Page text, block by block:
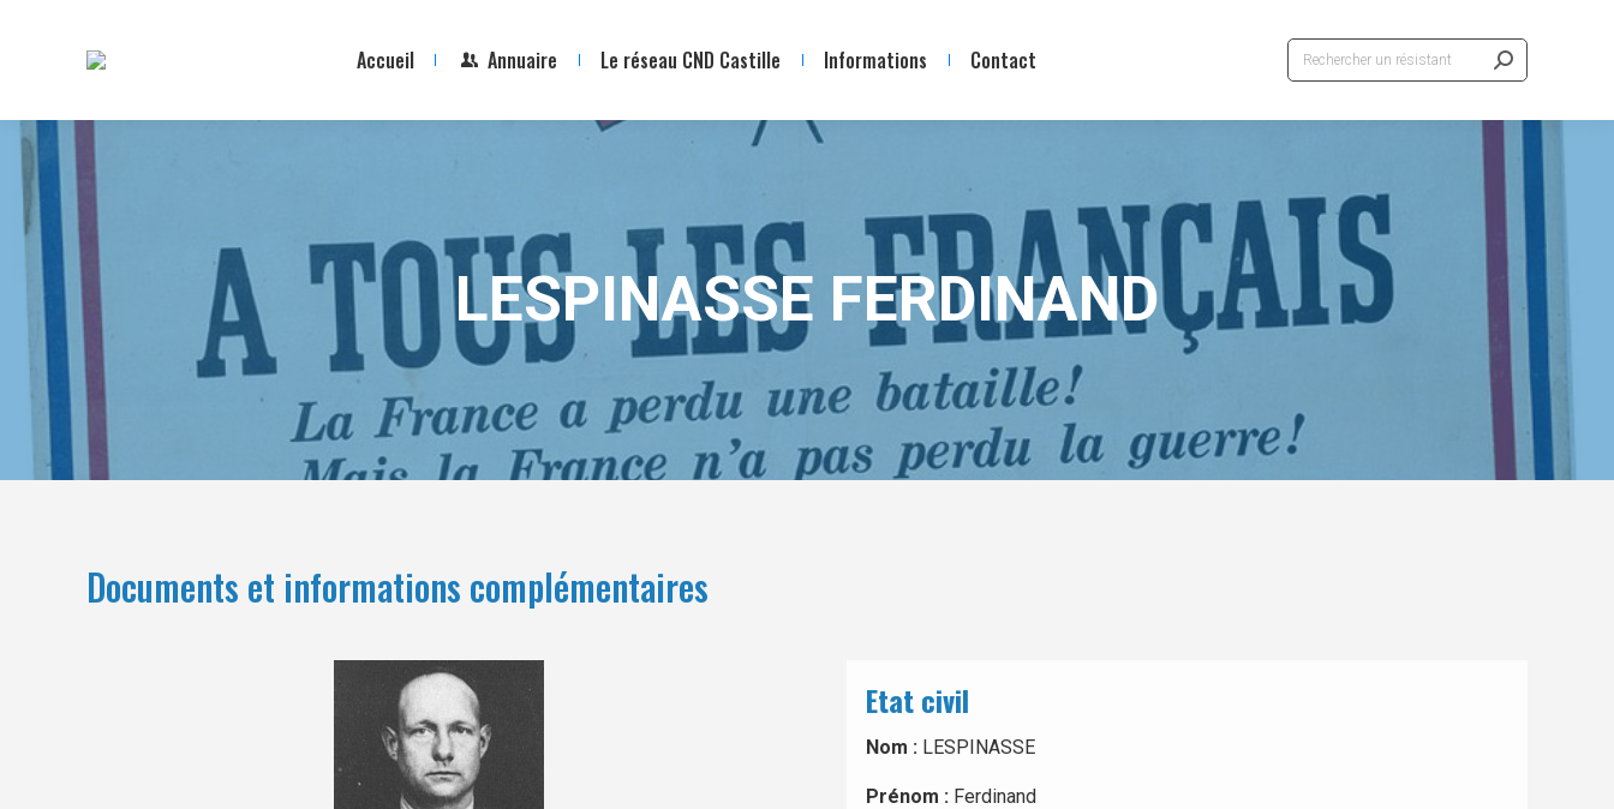
Accueil Annuaire Le réseau CND Castille Informations Contact
Recherche
:
LESPINASSE FERDINAND
Documents et informations complémentaires
Etat civil
Nom : LESPINASSE
Prénom : Ferdinand